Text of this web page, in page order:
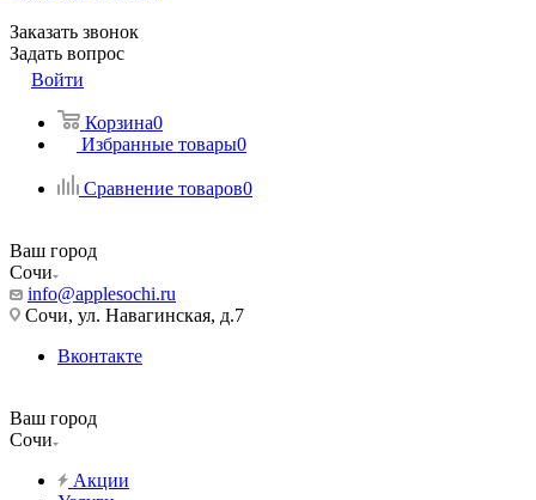
Заказать звонок
Задать вопрос
Войти
Корзина0
Избранные товары0
Сравнение товаров0
Ваш город
Сочи
info@applesochi.ru
Сочи, ул. Навагинская, д.7
Вконтакте
Ваш город
Сочи
Акции